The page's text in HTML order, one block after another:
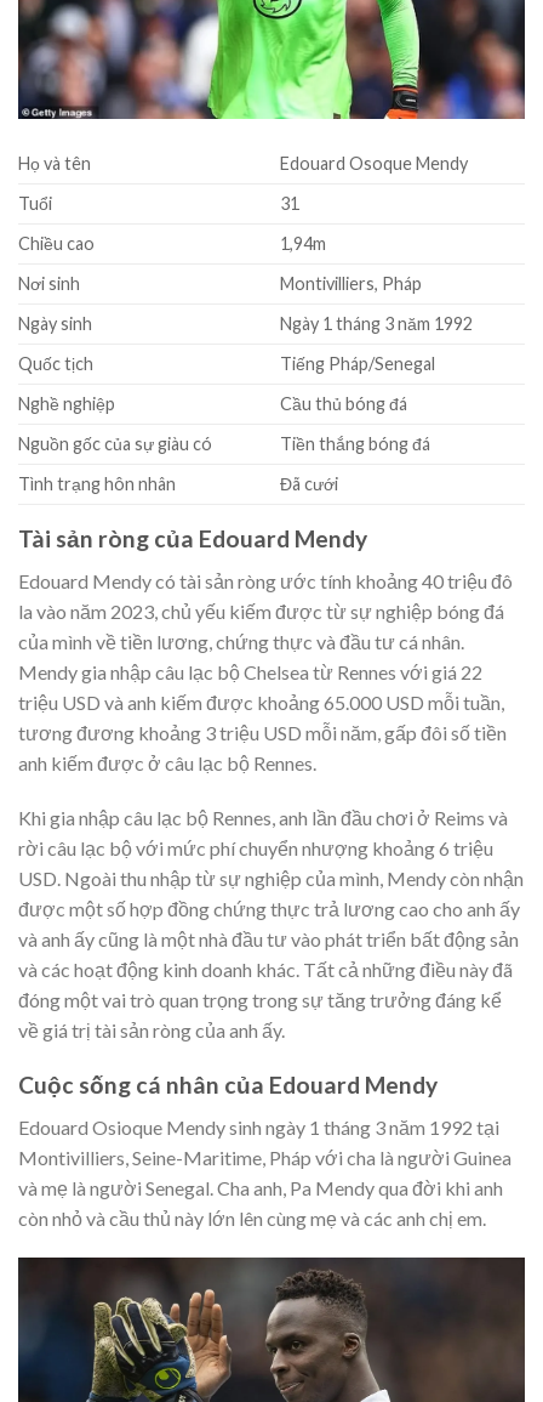
Họ và tên
Edouard Osoque Mendy
Tuổi
31
Chiều cao
1,94m
Nơi sinh
Montivilliers, Pháp
Ngày sinh
Ngày 1 tháng 3 năm 1992
Quốc tịch
Tiếng Pháp/Senegal
Nghề nghiệp
Cầu thủ bóng đá
Nguồn gốc của sự giàu có
Tiền thắng bóng đá
Tình trạng hôn nhân
Đã cưới
Tài sản ròng của Edouard Mendy
Edouard Mendy có tài sản ròng ước tính khoảng 40 triệu đô
la vào năm 2023, chủ yếu kiếm được từ sự nghiệp bóng đá
của mình về tiền lương, chứng thực và đầu tư cá nhân.
Mendy gia nhập câu lạc bộ Chelsea từ Rennes với giá 22
triệu USD và anh kiếm được khoảng 65.000 USD mỗi tuần,
tương đương khoảng 3 triệu USD mỗi năm, gấp đôi số tiền
anh kiếm được ở câu lạc bộ Rennes.
Khi gia nhập câu lạc bộ Rennes, anh lần đầu chơi ở Reims và
rời câu lạc bộ với mức phí chuyển nhượng khoảng 6 triệu
USD. Ngoài thu nhập từ sự nghiệp của mình, Mendy còn nhận
được một số hợp đồng chứng thực trả lương cao cho anh ấy
và anh ấy cũng là một nhà đầu tư vào phát triển bất động sản
và các hoạt động kinh doanh khác. Tất cả những điều này đã
đóng một vai trò quan trọng trong sự tăng trưởng đáng kể
về giá trị tài sản ròng của anh ấy.
Cuộc sống cá nhân của Edouard Mendy
Edouard Osioque Mendy sinh ngày 1 tháng 3 năm 1992 tại
Montivilliers, Seine-Maritime, Pháp với cha là người Guinea
và mẹ là người Senegal. Cha anh, Pa Mendy qua đời khi anh
còn nhỏ và cầu thủ này lớn lên cùng mẹ và các anh chị em.